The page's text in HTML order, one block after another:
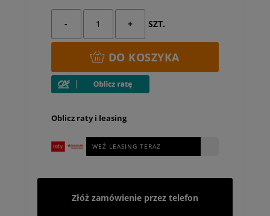
- + SZT.
DO KOSZYKA
Oblicz raty i leasing
WEŹ LEASING TERAZ
Złóż zamówienie przez telefon